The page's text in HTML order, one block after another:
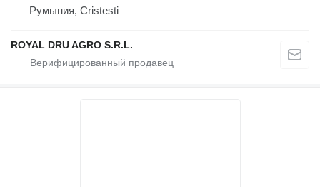
Румыния, Cristesti
ROYAL DRU AGRO S.R.L.